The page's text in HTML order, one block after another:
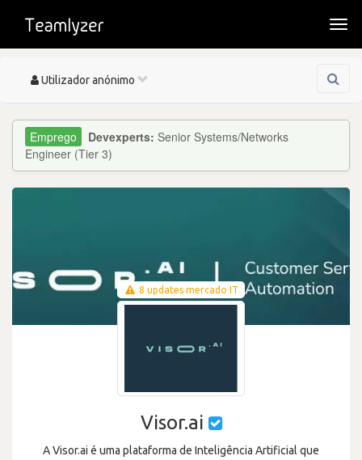
Toggle
Utilizador anónimo
Devexperts: Senior Systems/Networks
Engineer (Tier 3)
8 updates mercado IT
Visor.ai
A Visor.ai é uma plataforma de Inteligência Artificial que